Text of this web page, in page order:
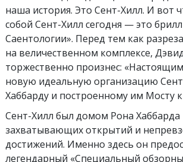
наша история. Это Сент-Хилл. И вот
собой Сент-Хилл сегодня — это
Саентологии». Перед тем как
на величественном комплексе,
торжественно произнес:
новую идеальную организацию
Хаббарду и построенному им Мосту к
Сент-Хилл был домом Рона Хаббарда
захватывающих открытий и
достижений. Именно здесь он
легендарный «Специальный